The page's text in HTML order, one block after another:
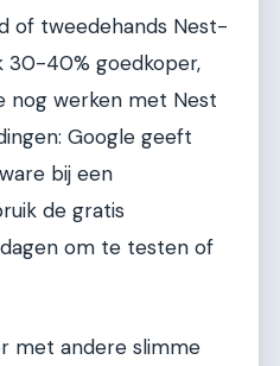
of tweedehands Nest-
30-40% goedkoper,
nog werken met Nest
Google geeft
bij een
de gratis
om te testen of
met andere slimme